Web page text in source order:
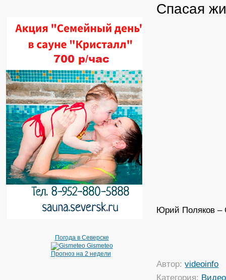
Погода в Северске
Gismeteo
Прогноз на 2 недели
Спасая
Юрий Поляков –
Автор:videoinfo
Категория: Видео